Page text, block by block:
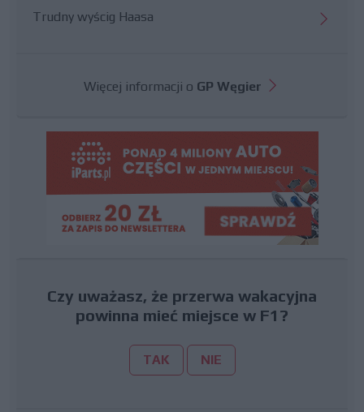
Trudny wyścig Haasa
Więcej informacji o GP Węgier
Czy uważasz, że przerwa wakacyjna
powinna mieć miejsce w F1?
TAK NIE